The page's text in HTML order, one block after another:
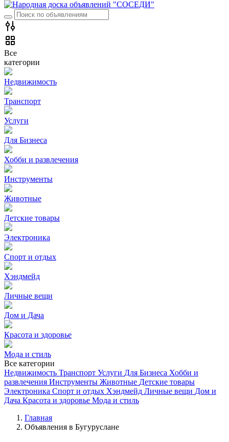
Все
категории
Недвижимость
Транспорт
Услуги
Для Бизнеса
Хобби и развлечения
Инструменты
Животные
Детские товары
Электроника
Спорт и отдых
Хэндмейд
Личные вещи
Дом и Дача
Красота и здоровье
Мода и стиль
Все категории
Недвижимость Транспорт Услуги Для Бизнеса Хобби и
развлечения Инструменты Животные Детские товары
Электроника Спорт и отдых Хэндмейд Личные вещи Дом и
Дача Красота и здоровье Мода и стиль
Главная
Объявления в Бугуруслане